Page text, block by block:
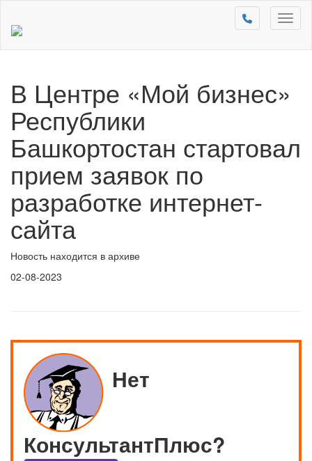
В Центре «Мой бизнес»
Республики
Башкортостан стартовал
прием заявок по
разработке интернет-
сайта
Новость находится в архиве
02-08-2023
Нет
КонсультантПлюс?